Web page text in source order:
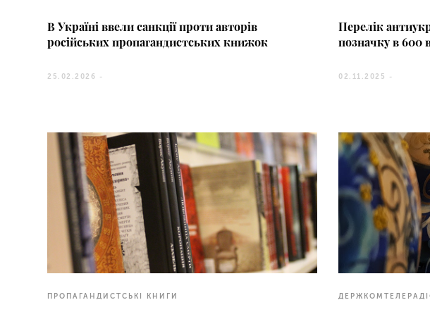
В Україні ввели санкції проти авторів
російських пропагандистських книжок
25.02.2026 -
Перелік
позначку в 600
02.11.2025 -
ПРОПАГАНДИСТСЬКІ КНИГИ